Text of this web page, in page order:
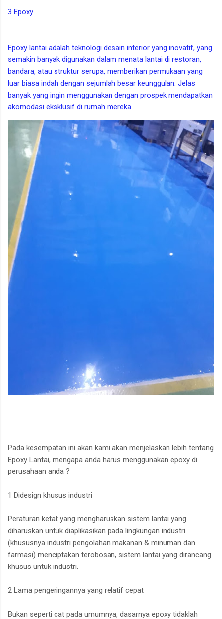
3 Epoxy
Epoxy lantai adalah teknologi desain interior yang inovatif, yang
semakin banyak digunakan dalam menata lantai di restoran,
bandara, atau struktur serupa, memberikan permukaan yang
luar biasa indah dengan sejumlah besar keunggulan. Jelas
banyak yang ingin menggunakan dengan prospek mendapatkan
akomodasi eksklusif di rumah mereka.
Pada kesempatan ini akan kami akan menjelaskan lebih tentang
Epoxy Lantai, mengapa anda harus menggunakan epoxy di
perusahaan anda ?
1 Didesign khusus industri
Peraturan ketat yang mengharuskan sistem lantai yang
diharuskan untuk diaplikasikan pada lingkungan industri
(khususnya industri pengolahan makanan & minuman dan
farmasi) menciptakan terobosan, sistem lantai yang dirancang
khusus untuk industri.
2 Lama pengeringannya yang relatif cepat
Bukan seperti cat pada umumnya, dasarnya epoxy tidaklah